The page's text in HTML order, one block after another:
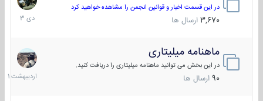
در این قسمت اخبار و قوانین انجمن را مشاهده خواهید کرد
3,670 ارسال ها
دی
1403
ماهنامه میلیتاری
در این بخش می توانید ماهنامه میلیتاری را دریافت کنید.
90 ارسال ها
30
1401